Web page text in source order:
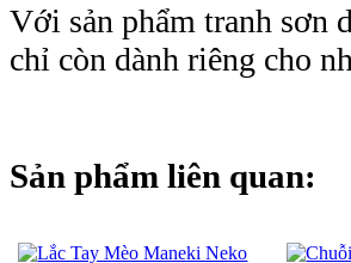
Với sản phẩm tranh sơn
chỉ còn dành riêng cho
Sản phẩm liên quan: